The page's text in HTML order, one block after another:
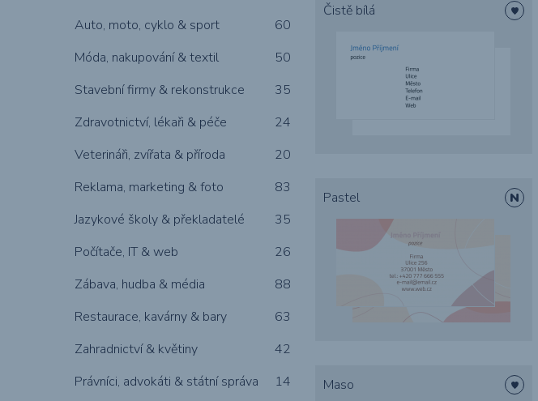
Puzzle Pivní podtácky
vysekávané
Auto, moto, cyklo & sport
60
Móda, nakupování & textil
50
Stavební firmy & rekonstrukce
35
Zdravotnictví, lékaři & péče
24
Veterináři, zvířata & příroda
20
Reklama, marketing & foto
83
Jazykové školy & překladatelé
35
Počítače, IT & web
26
Zábava, hudba & média
88
Restaurace, kavárny & bary
63
Zahradnictví & květiny
42
Právníci, advokáti & státní správa
14
Čistě bílá
Pastel
Maso